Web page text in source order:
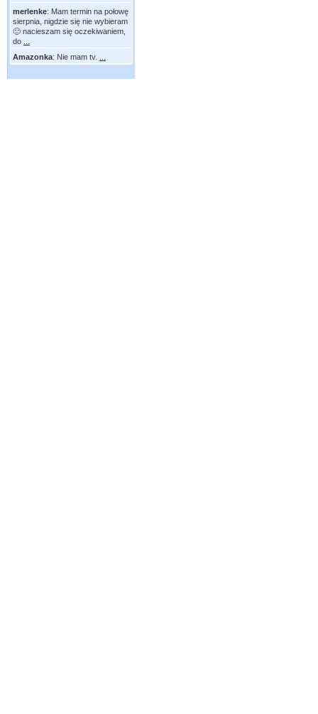
merlenke: Mam termin na połowę
sierpnia, nigdzie się nie wybieram
🙂 nacieszam się oczekiwaniem,
do
Amazonka: Nie mam tv.